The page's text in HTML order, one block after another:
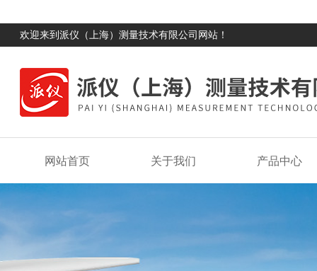
欢迎来到派仪（上海）测量技术有限公司网站！
网站首页 关于我们 产品中心